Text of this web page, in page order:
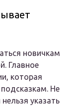
новичкам
Главное
которая
Не
указать